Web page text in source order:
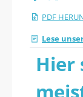
PDF
Lese
Hier